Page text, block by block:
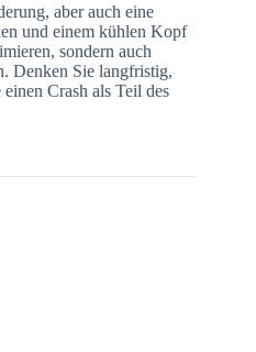
aber auch eine
und einem kühlen Kopf
sondern auch
Denken Sie langfristig,
Crash als Teil des